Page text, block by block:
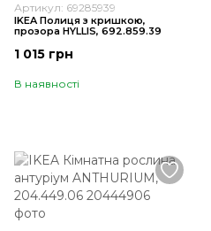
Артикул: 69285939
IKEA Полиця з кришкою,
прозора HYLLIS, 692.859.39
1 015 грн
В наявності